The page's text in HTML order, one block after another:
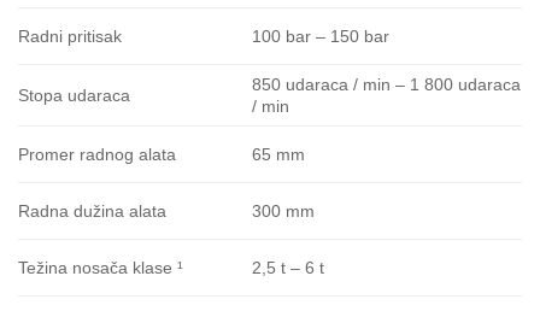
Radni pritisak 100 bar – 150 bar
Stopa udaraca
850 udaraca / min – 1 800 udaraca
/ min
Promer radnog alata 65 mm
Radna dužina alata 300 mm
Težina nosača klase ¹ 2,5 t – 6 t